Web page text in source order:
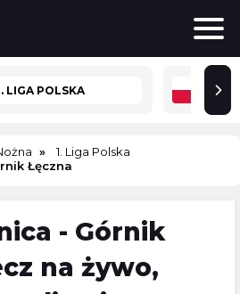
LIGA POLSKA
1. Liga Polska
Łęczna
- Górnik
na żywo,